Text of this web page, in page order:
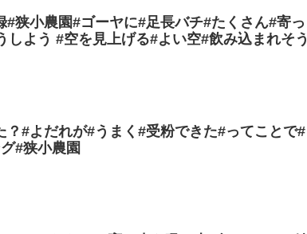
#狭小農園#ゴーヤに#足長バチ#たくさん#寄っ
しよう #空を見上げる#よい空#飲み込まれそう
？#よだれが#うまく#受粉できた#ってことで#
#狭小農園